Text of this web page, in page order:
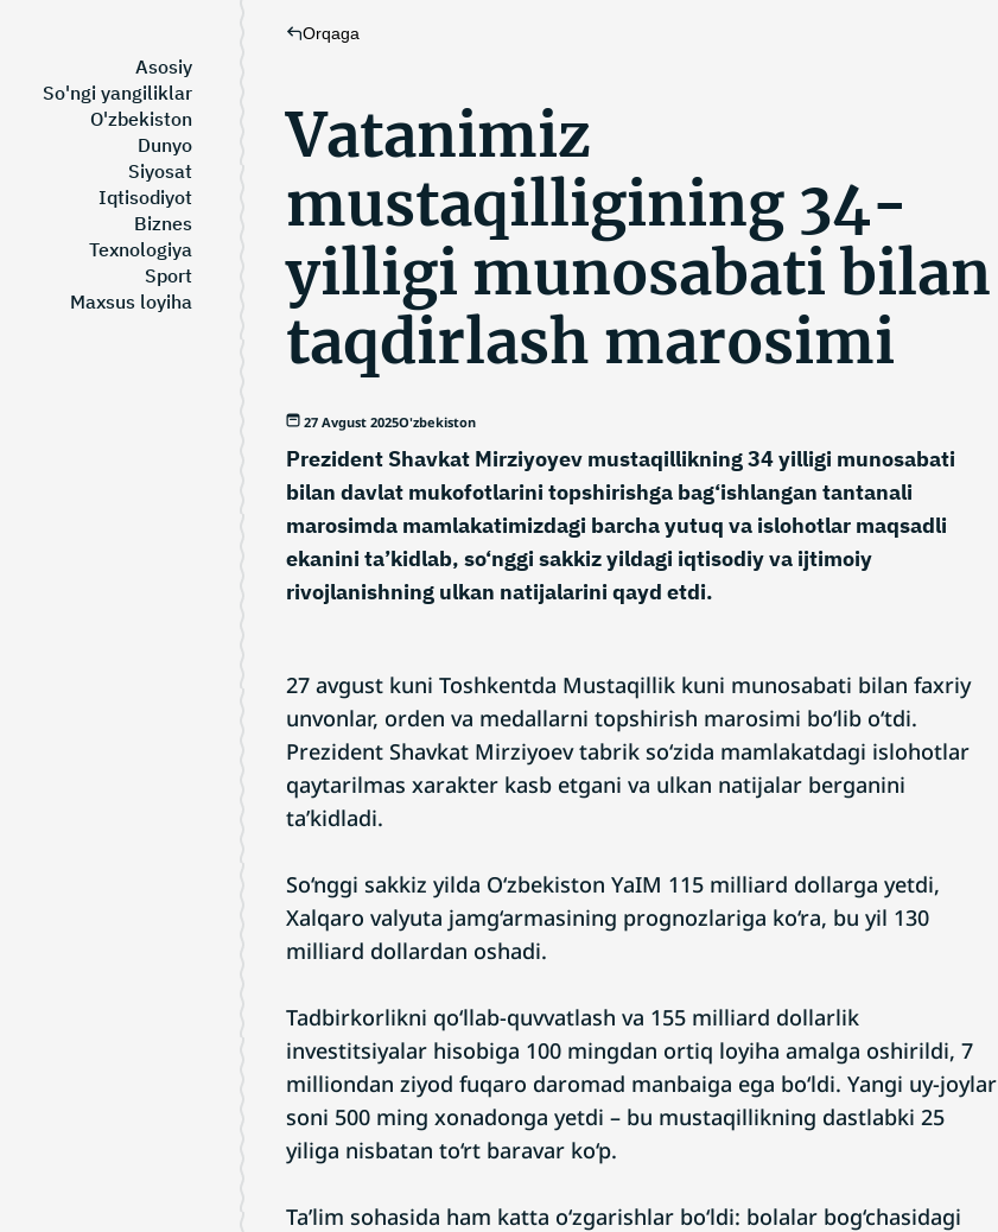
Asosiy
So'ngi yangiliklar
O'zbekiston
Dunyo
Siyosat
Iqtisodiyot
Biznes
Texnologiya
Sport
Maxsus loyiha
Orqaga
Vatanimiz
mustaqilligining 34-
yilligi munosabati bilan
taqdirlash marosimi
27 Avgust 2025O'zbekiston
Prezident Shavkat Mirziyoyev mustaqillikning 34 yilligi munosabati
bilan davlat mukofotlarini topshirishga bag‘ishlangan tantanali
marosimda mamlakatimizdagi barcha yutuq va islohotlar maqsadli
ekanini ta’kidlab, so‘nggi sakkiz yildagi iqtisodiy va ijtimoiy
rivojlanishning ulkan natijalarini qayd etdi.
27 avgust kuni Toshkentda Mustaqillik kuni munosabati bilan faxriy
unvonlar, orden va medallarni topshirish marosimi bo‘lib o‘tdi.
Prezident Shavkat Mirziyoev tabrik so‘zida mamlakatdagi islohotlar
qaytarilmas xarakter kasb etgani va ulkan natijalar berganini
ta’kidladi.
So‘nggi sakkiz yilda O‘zbekiston YaIM 115 milliard dollarga yetdi,
Xalqaro valyuta jamg‘armasining prognozlariga ko‘ra, bu yil 130
milliard dollardan oshadi.
Tadbirkorlikni qo‘llab-quvvatlash va 155 milliard dollarlik
investitsiyalar hisobiga 100 mingdan ortiq loyiha amalga oshirildi, 7
milliondan ziyod fuqaro daromad manbaiga ega bo‘ldi. Yangi uy-joylar
soni 500 ming xonadonga yetdi – bu mustaqillikning dastlabki 25
yiliga nisbatan to‘rt baravar ko‘p.
Ta’lim sohasida ham katta o‘zgarishlar bo‘ldi: bolalar bog‘chasidagi